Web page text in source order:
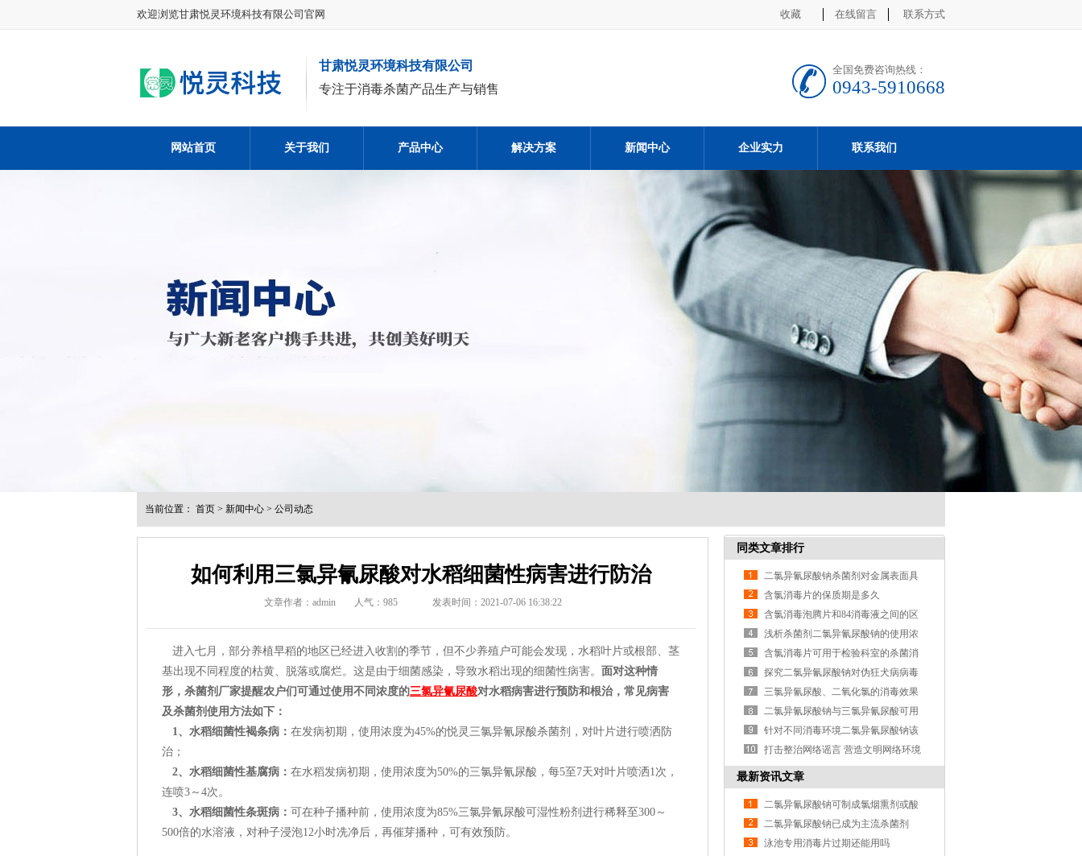
欢迎浏览甘肃悦灵环境科技有限公司官网 收藏 在线留言 联系方式
甘肃悦灵环境科技有限公司
专注于消毒杀菌产品生产与销售
全国免费咨询热线：
0943-5910668
网站首页 关于我们 产品中心 解决方案 新闻中心 企业实力 联系我们
当前位置： 首页 > 新闻中心 > 公司动态
如何利用三氯异氰尿酸对水稻细菌性病害进行防治
文章作者：admin 人气： 985 发表时间：2021-07-06 16:38:22
进入七月，部分养植早稻的地区已经进入收割的季节，但不少养殖户可能会发现，水稻叶片或根部、茎
基出现不同程度的枯黄、脱落或腐烂。这是由于细菌感染，导致水稻出现的细菌性病害。 面对这种情
形，杀菌剂厂家提醒农户们可通过使用不同浓度的三氯异氰尿酸对水稻病害进行预防和根治，常见病害
及杀菌剂使用方法如下：
1、水稻细菌性褐条病： 在发病初期，使用浓度为45%的悦灵三氯异氰尿酸杀菌剂，对叶片进行喷洒防
治；
2、水稻细菌性基腐病： 在水稻发病初期，使用浓度为50%的三氯异氰尿酸，每5至7天对叶片喷洒1次，
连喷3～4次。
3、水稻细菌性条斑病： 可在种子播种前，使用浓度为85%三氯异氰尿酸可湿性粉剂进行稀释至300～
500倍的水溶液，对种子浸泡12小时冼净后，再催芽播种，可有效预防。
同类文章排行
二氯异氰尿酸钠杀菌剂对金属表面具
有一定腐蚀性
含氯消毒片的保质期是多久
含氯消毒泡腾片和84消毒液之间的区
别与联系
浅析杀菌剂二氯异氰尿酸钠的使用浓
度比
含氯消毒片可用于检验科室的杀菌消
毒
探究二氯异氰尿酸钠对伪狂犬病病毒
的杀灭效果
三氯异氰尿酸、二氧化氯的消毒效果
有何不同
二氯异氰尿酸钠与三氯异氰尿酸可用
于防治哪些种植病害
针对不同消毒环境二氯异氰尿酸钠该
如何进行配比
打击整治网络谣言 营造文明网络环境
最新资讯文章
二氯异氰尿酸钠可制成氯烟熏剂或酸
氯烟熏剂
二氯异氰尿酸钠已成为主流杀菌剂
泳池专用消毒片过期还能用吗